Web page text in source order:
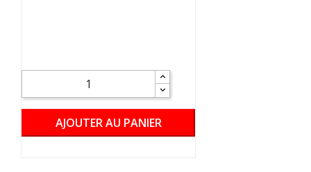
AJOUTER AU PANIER